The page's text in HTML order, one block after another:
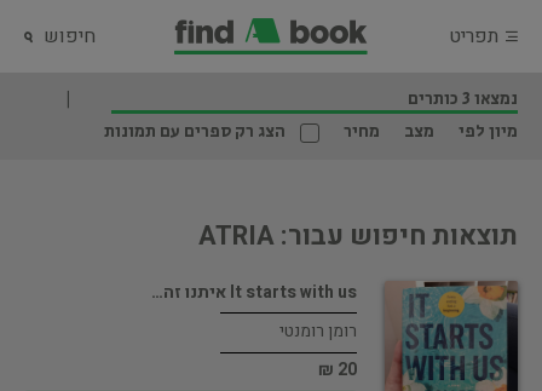
תפריט חיפוש
נמצאו 3 כותרים
מיון לפי
מצב מחיר הצג רק ספרים עם תמונות
תוצאות חיפוש עבור: ATRIA
It starts with us איתנו זה…
רומן רומנטי
20 ₪